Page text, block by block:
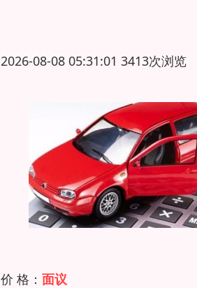
2026-08-08 05:31:01 3413次浏览
价 格： 面议